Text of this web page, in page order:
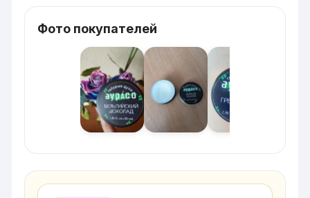
Фото покупателей